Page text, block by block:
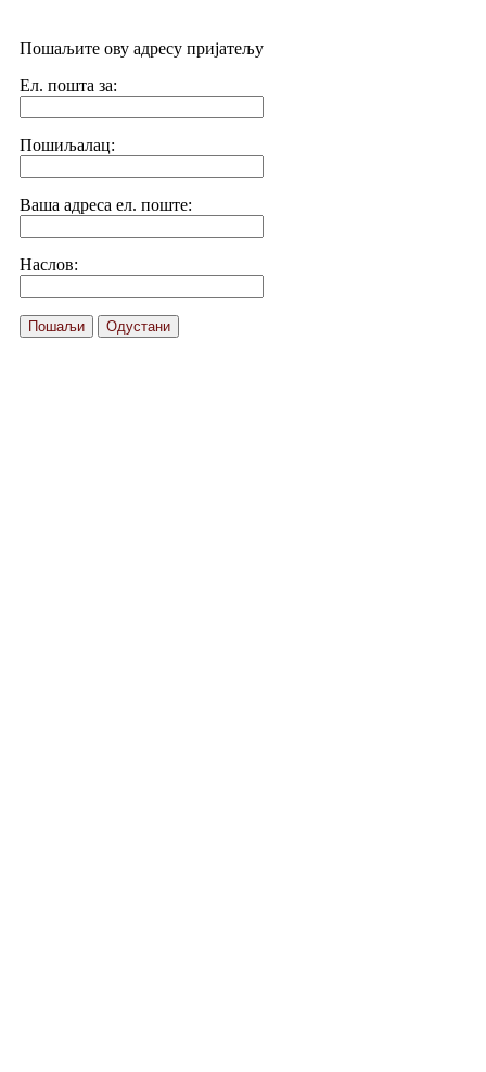
Пошаљите ову адресу пријатељу
Ел. пошта за:
Пошиљалац:
Ваша адреса ел. поште:
Наслов:
Пошаљи Одустани